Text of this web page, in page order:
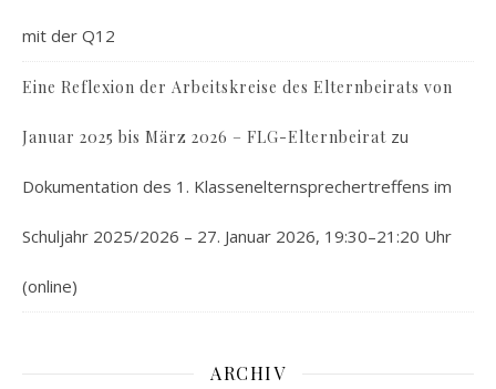
mit der Q12
Eine Reflexion der Arbeitskreise des Elternbeirats von
Januar 2025 bis März 2026 – FLG-Elternbeirat zu
Dokumentation des 1. Klassenelternsprechertreffens im
Schuljahr 2025/2026 – 27. Januar 2026, 19:30–21:20 Uhr
(online)
ARCHIV